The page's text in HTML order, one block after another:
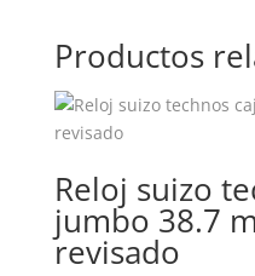
Productos
Reloj suizo
jumbo 38.7
revisado